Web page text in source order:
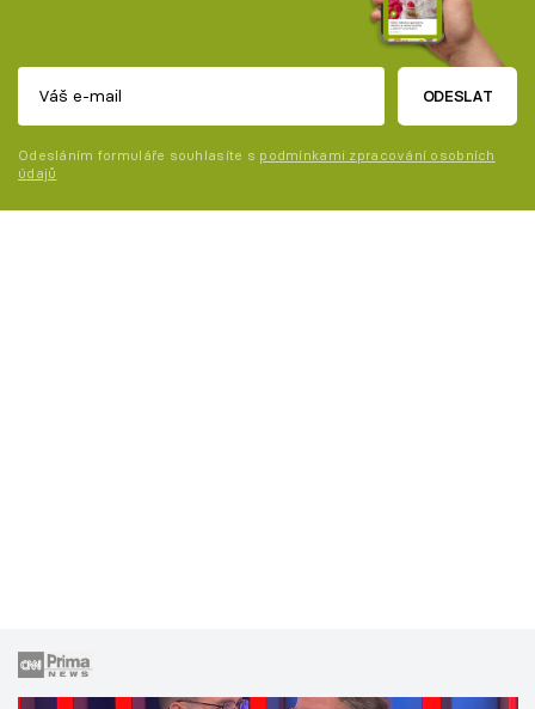
ODESLAT
Odesláním formuláře souhlasíte s podmínkami zpracování osobních
údajů